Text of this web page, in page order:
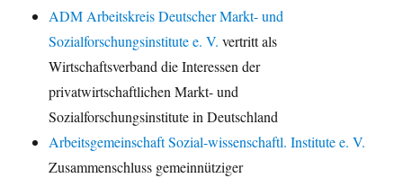
ADM Arbeitskreis Deutscher Markt- und
Sozialforschungsinstitute e. V. vertritt als
Wirtschaftsverband die Interessen der
privatwirtschaftlichen Markt- und
Sozialforschungsinstitute in Deutschland
Arbeitsgemeinschaft Sozial-wissenschaftl. Institute e. V.
Zusammenschluss gemeinnütziger